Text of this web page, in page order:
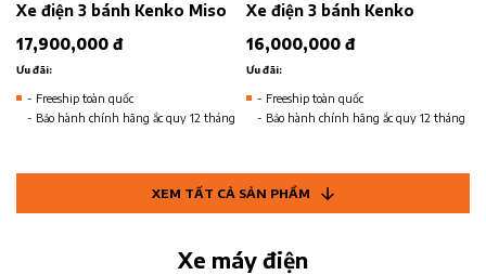
Xe điện 3 bánh Kenko Miso
17,900,000 đ
Ưu đãi:
- Freeship toàn quốc
- Bảo hành chính hãng ắc quy 12 tháng
Xe điện 3 bánh Kenko
16,000,000 đ
Ưu đãi:
- Freeship toàn quốc
- Bảo hành chính hãng ắc quy 12 tháng
XEM TẤT CẢ SẢN PHẨM
Xe máy điện